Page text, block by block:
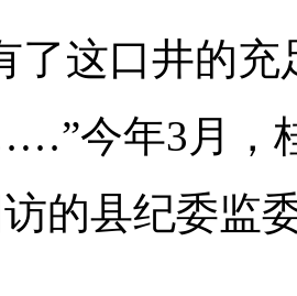
这口井的充
今年3月，
的县纪委监